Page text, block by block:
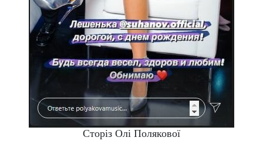
Сторіз Олі Полякової